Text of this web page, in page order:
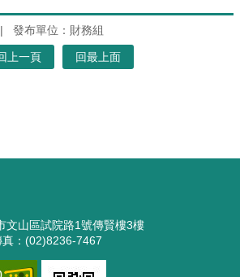
發布單位：財務組
上一頁 回最上面
文山區試院路1號傳賢樓3樓
：(02)8236-7467